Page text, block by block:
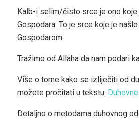
Kalb-i selim/čisto srce je ono
Gospodara. To je srce koje je
Gospodarom.
Tražimo od Allaha da nam podari
Više o tome kako se izliječiti od
možete pročitati u tekstu:
Detaljno o metodama duhovnog